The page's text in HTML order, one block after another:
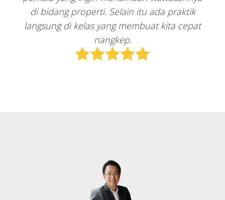
di bidang properti. Selain itu ada praktik
langsung di kelas yang membuat kita cepat
nangkep.